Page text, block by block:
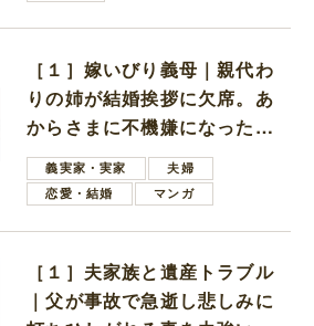
［１］嫁いびり義母｜親代わ
りの姉が結婚挨拶に欠席。あ
からさまに不機嫌になった義
母義実家・実家
夫婦
恋愛・結婚
マンガ
［１］夫家族と遺産トラブル
｜父が事故で急逝し悲しみに